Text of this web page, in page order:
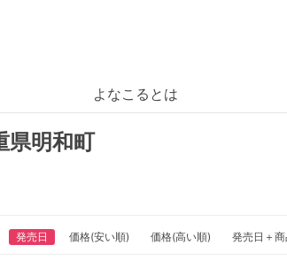
よなこるとは
明和町
発売日 価格(安い順) 価格(高い順) 発売日＋商